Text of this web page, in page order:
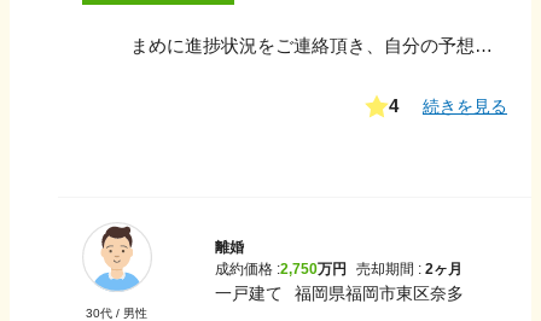
まめに進捗状況をご連絡頂き、自分の予想を超える早さで進んでいきました。 おかげでお願いをしてから3ヶ月も掛からず、売却・住み替え先も決まって、迅速な対応に大変満足しています。
4 続きを見る
30代 / 男性
離婚
成約価格 :2,750万円 売却期間 : 2ヶ月
一戸建て 福岡県福岡市東区奈多